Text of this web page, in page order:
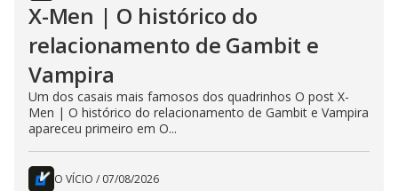
X-Men | O histórico do
relacionamento de Gambit e
Vampira
Um dos casais mais famosos dos quadrinhos O post X-
Men | O histórico do relacionamento de Gambit e Vampira
apareceu primeiro em O...
O VÍCIO / 07/08/2026